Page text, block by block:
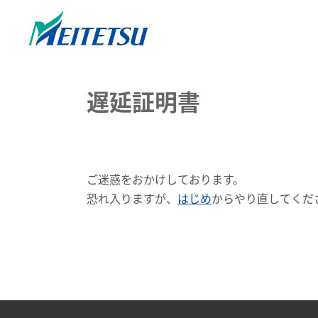
遅延証明書
ご迷惑をおかけしております。
恐れ入りますが、 はじめからやり直してくだ